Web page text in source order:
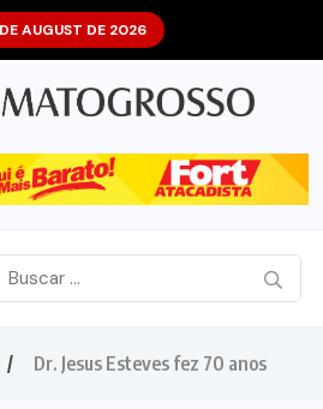
AUGUST DE 2026
Dr. Jesus Esteves fez 70 anos